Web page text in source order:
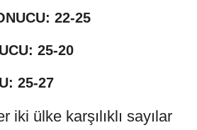
22-25
25-20
25-27
iki ülke karşılıklı sayılar